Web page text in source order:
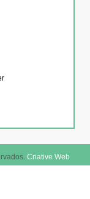
Criative Web